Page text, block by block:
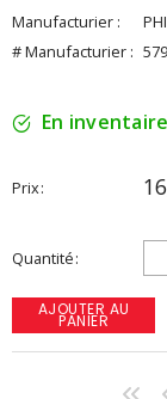
Manufacturier :
# Manufacturier :
En inventaire
Prix
Quantité
AJOUTER AU
PANIER